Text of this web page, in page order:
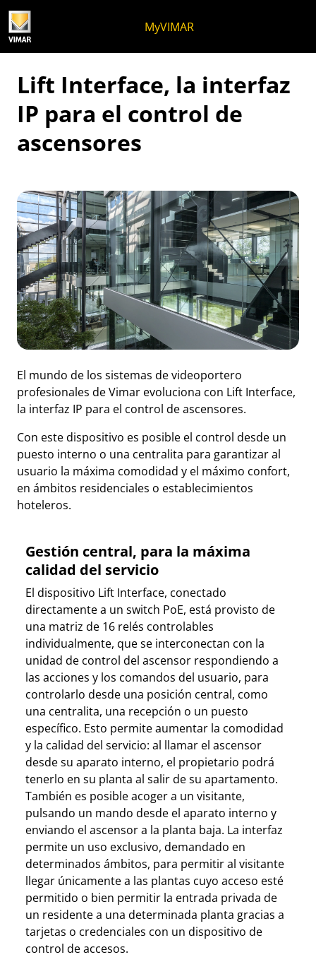
MyVIMAR
Lift Interface, la interfaz
IP para el control de
ascensores
El mundo de los sistemas de videoportero
profesionales de Vimar evoluciona con Lift Interface,
la interfaz IP para el control de ascensores.
Con este dispositivo es posible el control desde un
puesto interno o una centralita para garantizar al
usuario la máxima comodidad y el máximo confort,
en ámbitos residenciales o establecimientos
hoteleros.
Gestión central, para la máxima
calidad del servicio
El dispositivo Lift Interface, conectado
directamente a un switch PoE, está provisto de
una matriz de 16 relés controlables
individualmente, que se interconectan con la
unidad de control del ascensor respondiendo a
las acciones y los comandos del usuario, para
controlarlo desde una posición central, como
una centralita, una recepción o un puesto
específico. Esto permite aumentar la comodidad
y la calidad del servicio: al llamar el ascensor
desde su aparato interno, el propietario podrá
tenerlo en su planta al salir de su apartamento.
También es posible acoger a un visitante,
pulsando un mando desde el aparato interno y
enviando el ascensor a la planta baja. La interfaz
permite un uso exclusivo, demandado en
determinados ámbitos, para permitir al visitante
llegar únicamente a las plantas cuyo acceso esté
permitido o bien permitir la entrada privada de
un residente a una determinada planta gracias a
tarjetas o credenciales con un dispositivo de
control de accesos.